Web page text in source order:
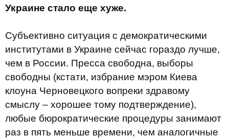
Украине стало еще хуже.
Субъективно ситуация с демократическими
институтами в Украине сейчас гораздо лучше,
чем в России. Пресса свободна, выборы
свободны (кстати, избрание мэром Киева
клоуна Черновецкого вопреки здравому
смыслу – хорошее тому подтверждение),
любые бюрократические процедуры занимают
раз в пять меньше времени, чем аналогичные